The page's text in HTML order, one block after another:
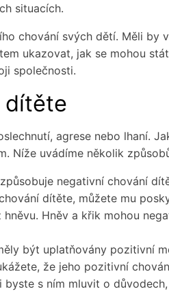
situacích.
chování svých dětí. Měli
ukazovat, jak se mohou
společnosti.
dítěte
agrese nebo lhaní.
uvádíme několik
negativní chování
dítěte, můžete mu
Hněv a křik mohou
být uplatňovány pozitivní
že jeho pozitivní
s ním mluvit o